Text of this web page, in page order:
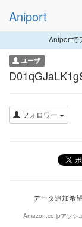
Aniport
Aniportで
ユーザ
フォロワー
データ追加希
Amazon.co.jpアソシ